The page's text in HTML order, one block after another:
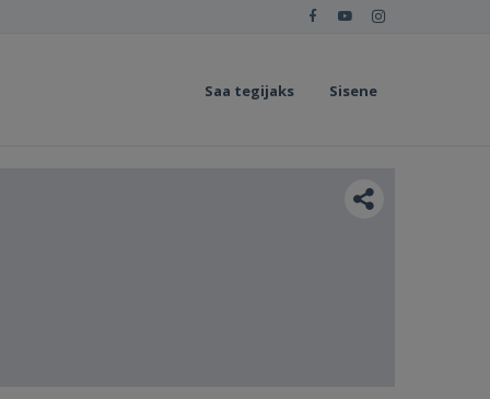
Saa tegijaks Sisene